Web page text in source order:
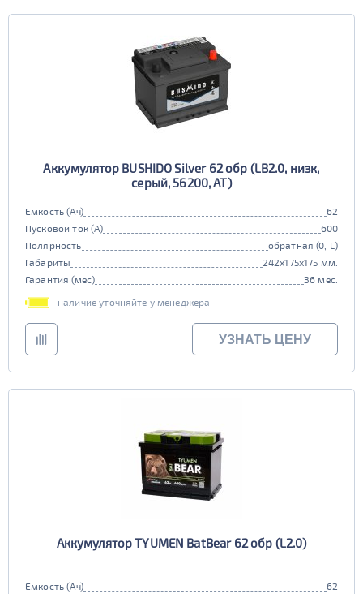
Аккумулятор BUSHIDO Silver 62 обр (LB2.0, низк,
серый, 56200, AT)
Емкость (Ач)
62
Пусковой ток (А)
600
Полярность
обратная (0, L)
Габариты
242x175x175 мм.
Гарантия (мес)
36 мес.
наличие уточняйте у менеджера
УЗНАТЬ ЦЕНУ
Аккумулятор TYUMEN BatBear 62 обр (L2.0)
Емкость (Ач) 62